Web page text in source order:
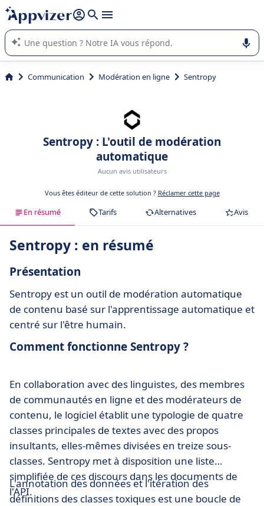
répondre (plusieurs lignes avec
L'IA de Appvizer vous guide dans l'utilisation ou la sélection de
logiciel SaaS en entreprise.
Communication Modération en ligne Sentropy
Sentropy : L'outil de modération
automatique
Aucun avis utilisateurs
Vous êtes éditeur de cette solution ? Réclamer cette page
En résumé Tarifs Alternatives Avis
Sentropy : en résumé
Présentation
Sentropy est un outil de modération automatique
de contenu basé sur l'apprentissage automatique et
centré sur l'être humain.
Comment fonctionne Sentropy ?
En collaboration avec des linguistes, des membres
de communautés en ligne et des modérateurs de
contenu, le logiciel établit une typologie de quatre
classes principales de textes avec des propos
insultants, elles-mêmes divisées en treize sous-
classes. Sentropy met à disposition une liste
simplifiée de ces discours dans les documents de
l'API.
L'annotation des données et l'itération des
définitions des classes toxiques est une boucle de